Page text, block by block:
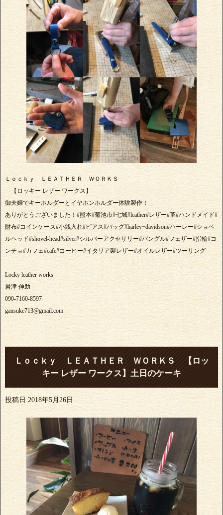
Ｌｏｃｋｙ ＬＥＡＴＨＥＲ ＷＯＲＫＳ
【ロッキー レザー ワークス】
御夫婦でキーホルダーとイヤホンホルダー体験製作！
ありがとうございました！#熊本#菊池市#七城#leather#レザー#革#ハンドメイド#
財布#コインケース#小銭入れ#ピアス#バッグ#harley−davidson#ハーレー#ショベ
ルヘッド#shovel-head#silver#シルバーアクセサリー#バングル#フェザー#指輪#コ
ンチョ#カフェ#cafe#コーヒー#イタリア製レザー#オイルレザー#ツーリング
Locky leather works
岩津 伸助
090-7160-8597
gansuke713@gmail.com
Ｌｏｃｋｙ ＬＥＡＴＨＥＲ ＷＯＲＫＳ 【ロッ
キー レザー ワークス】土日のケーキ
投稿日 2018年5月26日